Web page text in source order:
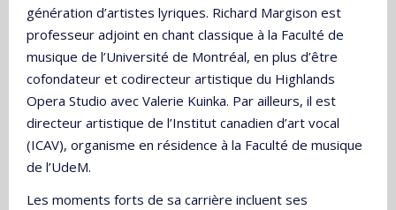
génération d’artistes lyriques. Richard Margison est
professeur adjoint en chant classique à la Faculté de
musique de l’Université de Montréal, en plus d’être
cofondateur et codirecteur artistique du Highlands
Opera Studio avec Valerie Kuinka. Par ailleurs, il est
directeur artistique de l’Institut canadien d’art vocal
(ICAV), organisme en résidence à la Faculté de musique
de l’UdeM.
Les moments forts de sa carrière incluent ses